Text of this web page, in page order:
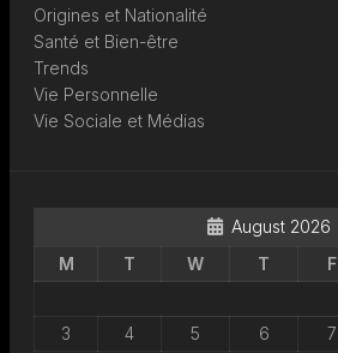
Origines et Nationalité
Santé et Bien-être
Trends
Vie Personnelle
Vie Sociale et Médias
August 2026
M
T W T F
3
4 5 6 7